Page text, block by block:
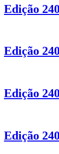
Edição
Edição
Edição
Edição